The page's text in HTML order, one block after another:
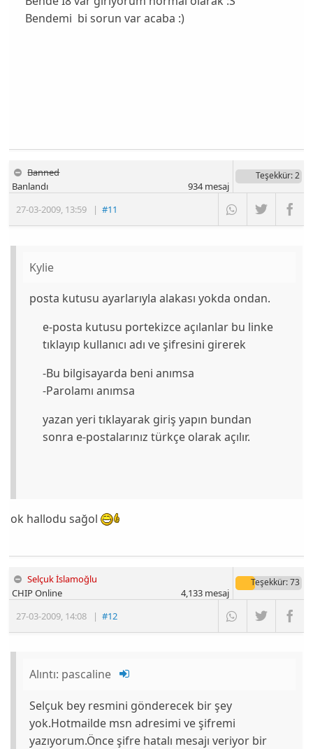
Bendemi bi sorun var acaba :)
Banned
27-03-2009, 13:59 |#11
Banlandı
Teşekkür: 2
934mesaj
Kylie
posta kutusu ayarlarıyla alakası yokda ondan.
e-posta kutusu portekizce açılanlar bu linke
tıklayıp kullanıcı adı ve şifresini girerek
-Bu bilgisayarda beni anımsa
-Parolamı anımsa
yazan yeri tıklayarak giriş yapın bundan
sonra e-postalarınız türkçe olarak açılır.
ok hallodu sağol
Selçuk İslamoğlu
27-03-2009, 14:08 |#12
CHIP Online
Teşekkür: 73
4,133mesaj
Alıntı: pascaline
Selçuk bey resmini gönderecek bir şey
yok.Hotmailde msn adresimi ve şifremi
yazıyorum.Önce şifre hatalı mesajı veriyor bir